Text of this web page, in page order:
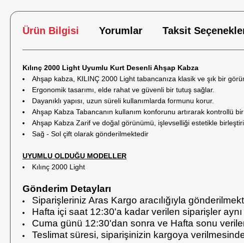
Ürün Bilgisi Yorumlar Taksit
Kılınç 2000 Light Uyumlu Kurt Desenli Ahşap Kabza
Ahşap kabza, KILINÇ 2000 Light tabancanıza klasik ve şık bir
Ergonomik tasarımı, elde rahat ve güvenli bir tutuş sağlar.
Dayanıklı yapısı, uzun süreli kullanımlarda formunu korur.
Ahşap Kabza Tabancanın kullanım konforunu artırarak kontrollü
Ahşap Kabza Zarif ve doğal görünümü, işlevselliği estetikle
Sağ - Sol çift olarak gönderilmektedir
UYUMLU OLDUĞU MODELLER
Kılınç 2000 Light
Gönderim Detayları
Siparişleriniz Aras Kargo aracılığıyla
Hafta içi saat 12:30'a kadar verilen siparişler
Cuma günü 12:30'dan sonra ve Hafta sonu
Teslimat süresi, siparişinizin kargoya